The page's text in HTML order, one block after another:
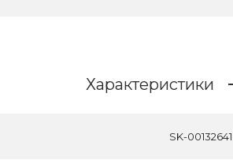
Характеристики
SK-00132641